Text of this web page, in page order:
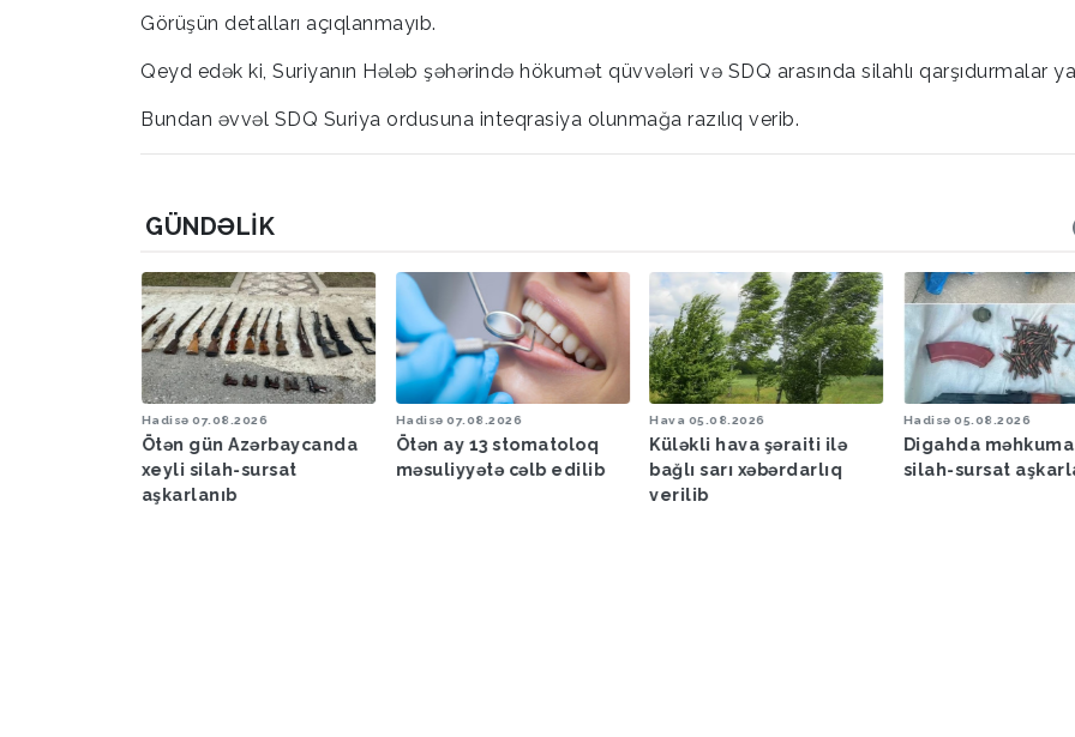
Görüşün detalları açıqlanmayıb.
Qeyd edək ki, Suriyanın Hələb şəhərində hökumət qüvvələri və SDQ arasında silahlı qarşıdurmalar
Bundan əvvəl SDQ Suriya ordusuna inteqrasiya olunmağa razılıq verib.
GÜNDƏLIK
Hadisə 07.08.2026
Ötən gün Azərbaycanda
xeyli silah-sursat
aşkarlanıb
Hadisə 07.08.2026
Ötən ay 13 stomatoloq
məsuliyyətə cəlb edilib
Hava 05.08.2026
Küləkli hava şəraiti ilə
bağlı sarı xəbərdarlıq
verilib
Hadisə 05.08.2026
Digahda
silah-sursat